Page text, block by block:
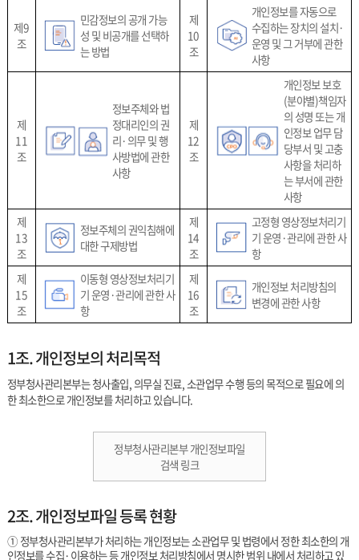
제9
조
민감정보의 공개 가능
성 및 비공개를 선택하
는 방법
제
10
조
개인정보를 자동으로
수집하는 장치의 설치·
운영 및 그 거부에 관한
사항
제
11
조
정보주체와 법
정대리인의 권
리·의무 및 행
사방법에 관한
사항
제
12
조
개인정보 보호
(분야별)책임자
의 성명 또는 개
인정보 업무 담
당부서 및 고충
사항을 처리하
는 부서에 관한
사항
제
13
조
정보주체의 권익침해에
대한 구제방법
제
14
조
고정형 영상정보처리기
기 운영·관리에 관한 사
항
제
15
조
이동형 영상정보처리기
기 운영·관리에 관한 사
항
제
16
조
개인정보 처리방침의
변경에 관한 사항
1조. 개인정보의 처리목적
정부청사관리본부는 청사출입, 의무실 진료, 소관업무 수행 등의 목적으로 필요에 의
한 최소한으로 개인정보를 처리하고 있습니다.
정부청사관리본부 개인정보파일
검색 링크
2조. 개인정보파일 등록 현황
① 정부청사관리본부가 처리하는 개인정보는 소관업무 및 법령에서 정한 최소한의 개
인정보를 수집·이용하는 등 개인정보 처리방침에서 명시한 범위 내에서 처리하고 있